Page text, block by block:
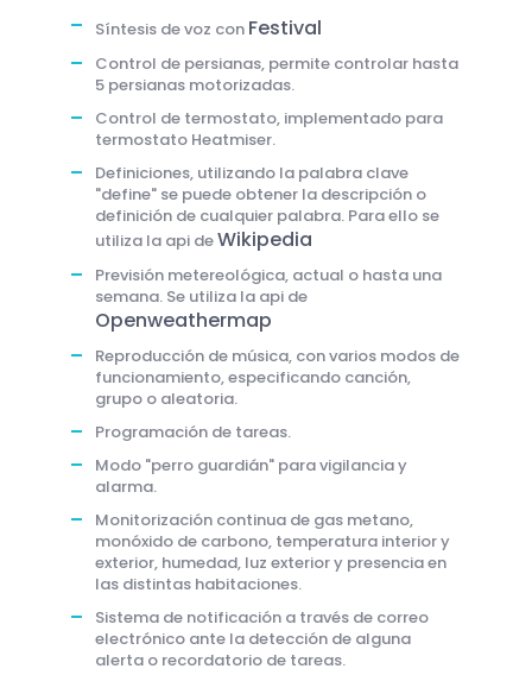
Síntesis de voz con Festival
Control de persianas, permite controlar hasta
5 persianas motorizadas.
Control de termostato, implementado para
termostato Heatmiser.
Definiciones, utilizando la palabra clave
"define" se puede obtener la descripción o
definición de cualquier palabra. Para ello se
utiliza la api deWikipedia
Previsión metereológica, actual o hasta una
semana. Se utiliza la api de
Openweathermap
Reproducción de música, con varios modos de
funcionamiento, especificando canción,
grupo o aleatoria.
Programación de tareas.
Modo "perro guardián" para vigilancia y
alarma.
Monitorización continua de gas metano,
monóxido de carbono, temperatura interior y
exterior, humedad, luz exterior y presencia en
las distintas habitaciones.
Sistema de notificación a través de correo
electrónico ante la detección de alguna
alerta o recordatorio de tareas.